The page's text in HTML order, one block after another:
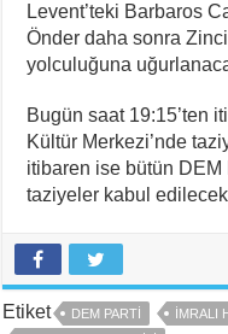
Levent’teki Barbaros
Önder daha sonra
yolculuğuna
Bugün saat 19:15’ten
Kültür Merkezi’nde
itibaren ise bütün
taziyeler kabul
Etiket DEM PARTI İMRALI